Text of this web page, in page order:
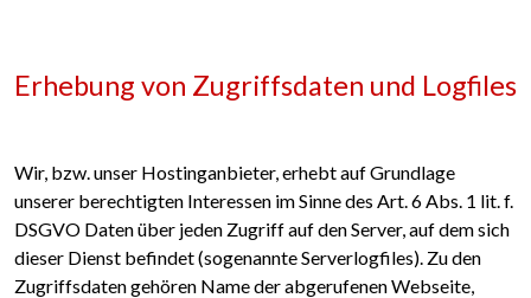
Erhebung von Zugriffsdaten und Logfiles
Wir, bzw. unser Hostinganbieter, erhebt auf Grundlage
unserer berechtigten Interessen im Sinne des Art. 6 Abs. 1 lit. f.
DSGVO Daten über jeden Zugriff auf den Server, auf dem sich
dieser Dienst befindet (sogenannte Serverlogfiles). Zu den
Zugriffsdaten gehören Name der abgerufenen Webseite,